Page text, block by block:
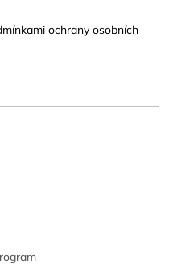
ochrany osobních